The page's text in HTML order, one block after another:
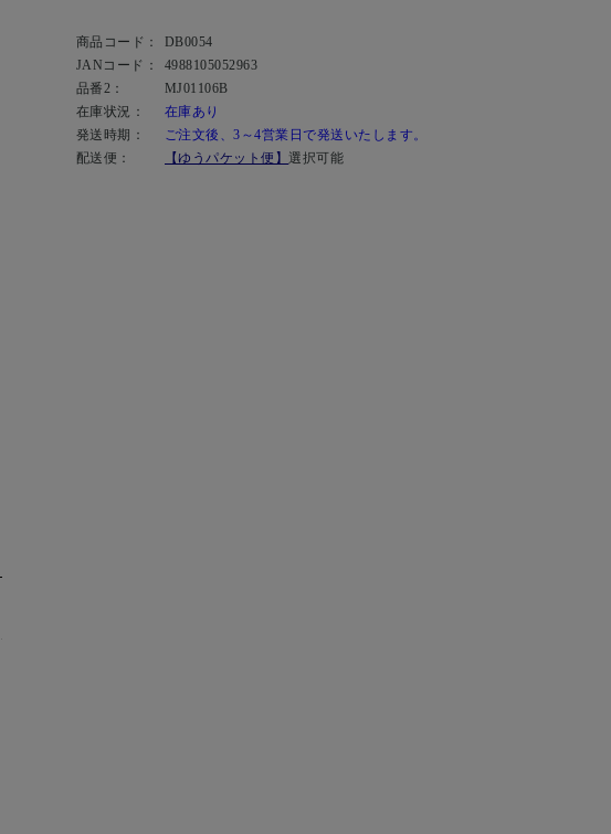
商品コード：
DB0054
JANコード：
4988105052963
品番2：
MJ01106B
在庫状況：
在庫あり
発送時期：
ご注文後、3～4営業日で発送いたします。
配送便：
【ゆうパケット便】選択可能